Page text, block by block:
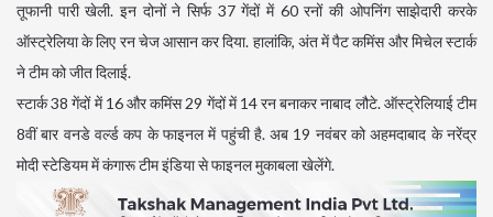
तूफानी पारी खेली. इन दोनों ने सिर्फ 37 गेंदों में 60 रनों की ओपनिंग साझेदारी करके
ऑस्ट्रेलिया के लिए रन चेज आसान कर दिया. हालांकि, अंत में पैट कमिंस और मिचेल स्टार्क
ने टीम को जीत दिलाई.
स्टार्क 38 गेंदों में 16 और कमिंस 29 गेंदों में 14 रन बनाकर नाबाद लौटे. ऑस्ट्रेलियाई टीम
8वीं बार वनडे वर्ल्ड कप के फाइनल में पहुंची है. अब 19 नवंबर को अहमदाबाद के नरेंद्र
मोदी स्टेडियम में कंगारू टीम इंडिया से फाइनल मुकाबला खेलेंगे.